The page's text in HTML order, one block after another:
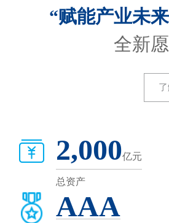
“赋能产业未
全新
2,000亿元
总资产
AAA